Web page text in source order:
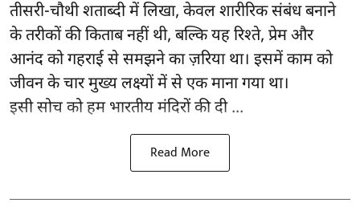
तीसरी-चौथी शताब्दी में लिखा, केवल शारीरिक संबंध बनाने
के तरीकों की किताब नहीं थी, बल्कि यह रिश्ते, प्रेम और
आनंद को गहराई से समझने का ज़रिया था। इसमें काम को
जीवन के चार मुख्य लक्ष्यों में से एक माना गया था।
इसी सोच को हम भारतीय मंदिरों की दी ...
Read More